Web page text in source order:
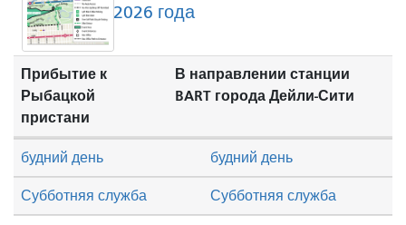
2026 года
Прибытие к
Рыбацкой
пристани
В направлении станции
BART города Дейли-Сити
Субботняя служба Субботняя служба
будний день будний день